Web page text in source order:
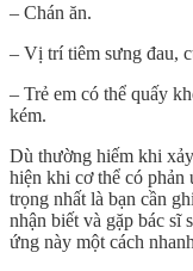
– Chán ăn.
– Vị trí tiêm sưng đau,
– Trẻ em có thể quấy
kém.
Dù thường hiếm khi
hiện khi cơ thể có
trọng nhất là bạn cần
nhận biết và gặp bác sĩ
ứng này một cách